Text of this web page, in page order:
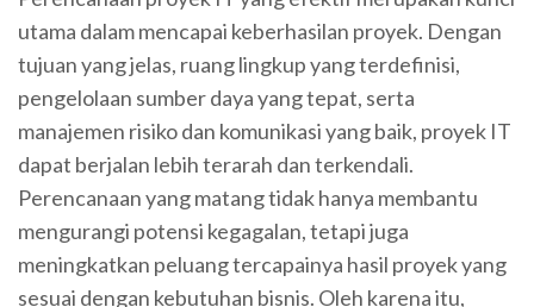
utama dalam mencapai keberhasilan proyek. Dengan
tujuan yang jelas, ruang lingkup yang terdefinisi,
pengelolaan sumber daya yang tepat, serta
manajemen risiko dan komunikasi yang baik, proyek IT
dapat berjalan lebih terarah dan terkendali.
Perencanaan yang matang tidak hanya membantu
mengurangi potensi kegagalan, tetapi juga
meningkatkan peluang tercapainya hasil proyek yang
sesuai dengan kebutuhan bisnis. Oleh karena itu,